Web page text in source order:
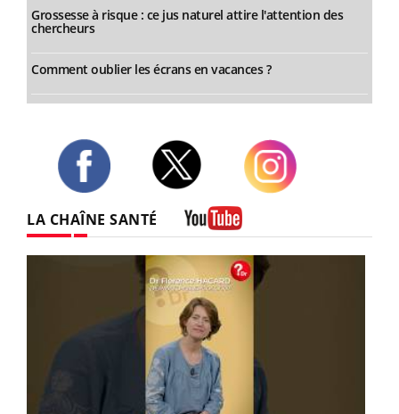
Grossesse à risque : ce jus naturel attire l'attention des
chercheurs
Comment oublier les écrans en vacances ?
LA CHAÎNE SANTÉ